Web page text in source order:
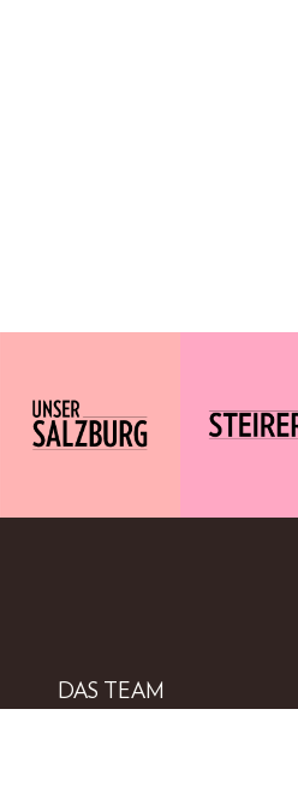
DAS TEAM